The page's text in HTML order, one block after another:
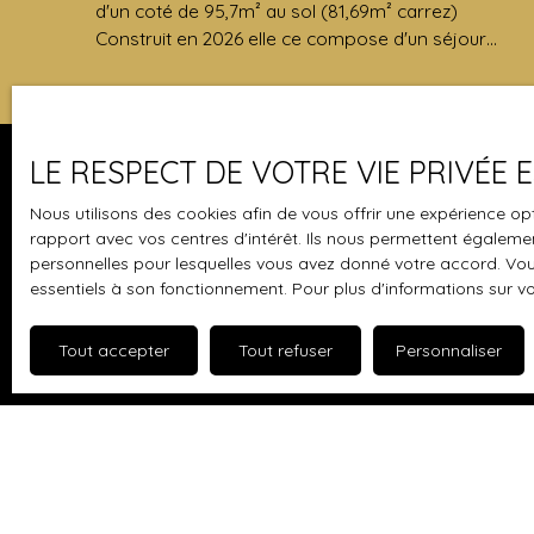
d'un coté de 95,7m² au sol (81,69m² carrez)
Construit en 2026 elle ce compose d'un séjour
vous trouverez 3 belle chambres et une salle
56. 59 si vous voulez faire une visites et/ou des
informations.
Je suis propriétaire
Vendre avec nous
Nous contacter
LE RESPECT DE VOTRE VIE PRIVÉE
Nous utilisons des cookies afin de vous offrir une expérience
rapport avec vos centres d'intérêt. Ils nous permettent
personnelles pour lesquelles vous avez donné votre accord.
essentiels à son fonctionnement. Pour plus d'informations sur
Tout accepter Tout refuser Personnaliser